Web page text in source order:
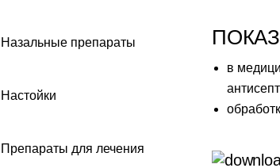
в
Назальные препараты
Настойки
Препараты для лечения